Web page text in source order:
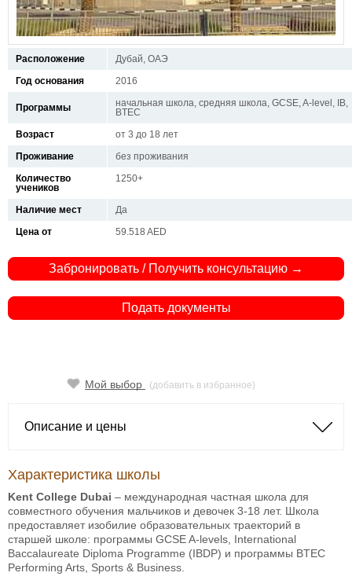
Расположение
Дубай, ОАЭ
Год основания
2016
Программы
начальная школа, средняя школа, GCSE, A-level, IB,
BTEC
Возраст
от 3 до 18 лет
Проживание
без проживания
Количество
учеников
1250+
Наличие мест
Да
Цена от
59.518 AED
Забронировать / Получить консультацию →
Подать документы
Мой выбор (добавить в избранное)
Описание и цены
Характеристика школы
Kent College Dubai – международная частная школа для
совместного обучения мальчиков и девочек 3-18 лет. Школа
предоставляет изобилие образовательных траекторий в
старшей школе: программы GCSE A-levels, International
Baccalaureate Diploma Programme (IBDP) и программы BTEC
Performing Arts, Sports & Business.